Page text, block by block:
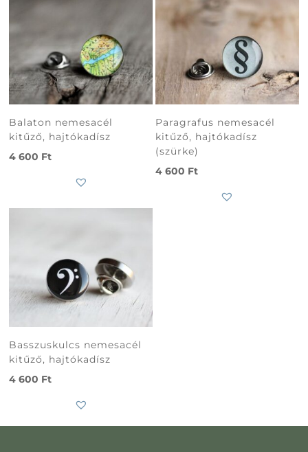
Balaton nemesacél
kitűző, hajtókadísz
4 600 Ft
Paragrafus nemesacél
kitűző, hajtókadísz
(szürke)
4 600 Ft
Basszuskulcs nemesacél
kitűző, hajtókadísz
4 600 Ft